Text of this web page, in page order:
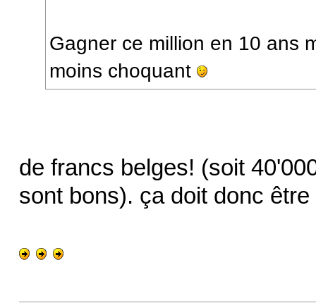
Gagner ce million en 10 ans
moins choquant
de francs belges! (soit
sont bons). ça doit donc